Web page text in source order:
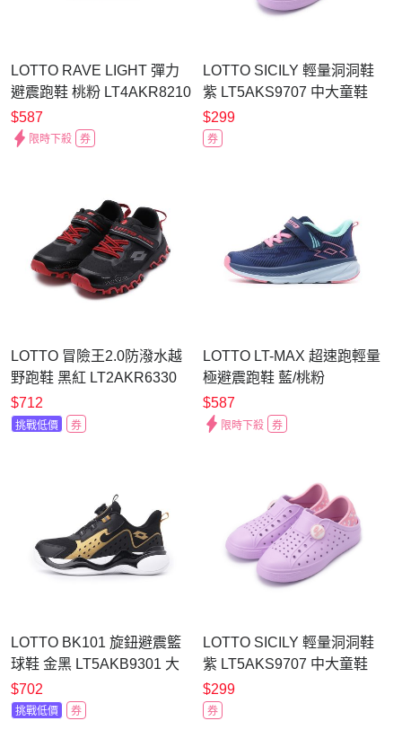
LOTTO RAVE LIGHT 彈力
避震跑鞋 桃粉 LT4AKR8210
大童鞋
$587
限時下殺 券
LOTTO SICILY 輕量洞洞鞋
紫 LT5AKS9707 中大童鞋
$299
券
LOTTO 冒險王2.0防潑水越
野跑鞋 黑紅 LT2AKR6330
大童鞋
$712
挑戰低價 券
LOTTO LT-MAX 超速跑輕量
極避震跑鞋 藍/桃粉
LT4AKR5957 中大童鞋
$587
限時下殺 券
LOTTO BK101 旋鈕避震籃
球鞋 金黑 LT5AKB9301 大
童鞋
$702
挑戰低價 券
LOTTO SICILY 輕量洞洞鞋
紫 LT5AKS9707 中大童鞋
$299
券